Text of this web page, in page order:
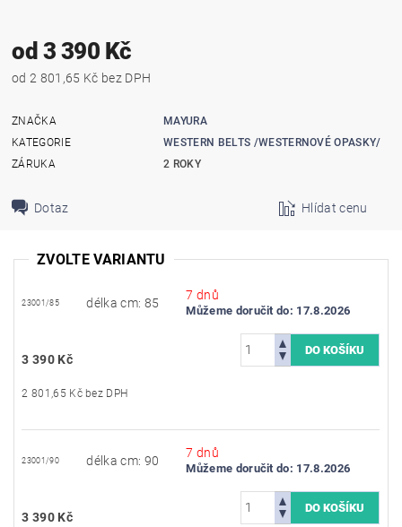
od 3 390 Kč
od 2 801,65 Kč bez DPH
ZNAČKA
MAYURA
KATEGORIE
WESTERN BELTS /WESTERNOVÉ OPASKY/
ZÁRUKA
2 ROKY
Dotaz Hlídat cenu
ZVOLTE VARIANTU
23001/85 délka cm: 85
7 dnů
Můžeme doručit do: 17.8.2026
3 390 Kč
2 801,65 Kč bez DPH
23001/90 délka cm: 90
7 dnů
Můžeme doručit do: 17.8.2026
3 390 Kč